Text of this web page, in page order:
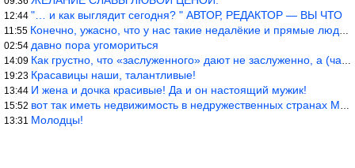
12:44 "… и как выглядит сегодня? " АВТОР, РЕДАКТОР — ВЫ ЧТО
11:55 Конечно, ужасно, что у нас такие недалёкие и прямые люди… Как мо
02:54 давно пора угомориться
14:09 Как грустно, что «заслуженного» дают не заслуженно, а (чаще) по-
19:23 Красавицы наши, талантливые!
13:44 И жена и дочка красивые! Да и он настоящий мужик!
15:52 вот так иметь недвижимость в недружественных странах Могут забра
13:31 Молодцы!